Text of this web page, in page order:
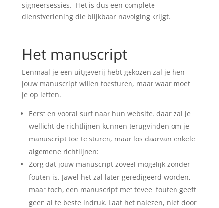
signeersessies. Het is dus een complete
dienstverlening die blijkbaar navolging krijgt.
Het manuscript
Eenmaal je een uitgeverij hebt gekozen zal je hen
jouw manuscript willen toesturen, maar waar moet
je op letten.
Eerst en vooral surf naar hun website, daar zal je
wellicht de richtlijnen kunnen terugvinden om je
manuscript toe te sturen, maar los daarvan enkele
algemene richtlijnen:
Zorg dat jouw manuscript zoveel mogelijk zonder
fouten is. Jawel het zal later geredigeerd worden,
maar toch, een manuscript met teveel fouten geeft
geen al te beste indruk. Laat het nalezen, niet door